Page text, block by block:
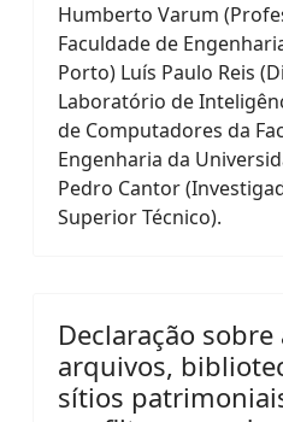
Humberto Varum
Faculdade de
Porto) Luís Paulo Reis
Laboratório de
de Computadores da
Engenharia da
Pedro Cantor
Superior Técnico).
Declaração
arquivos,
sítios